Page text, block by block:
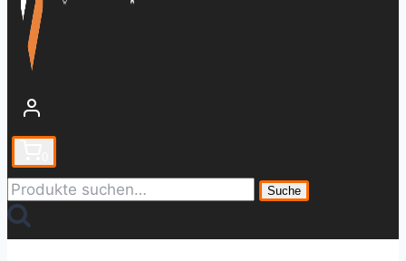
Suche
nach:
Suche